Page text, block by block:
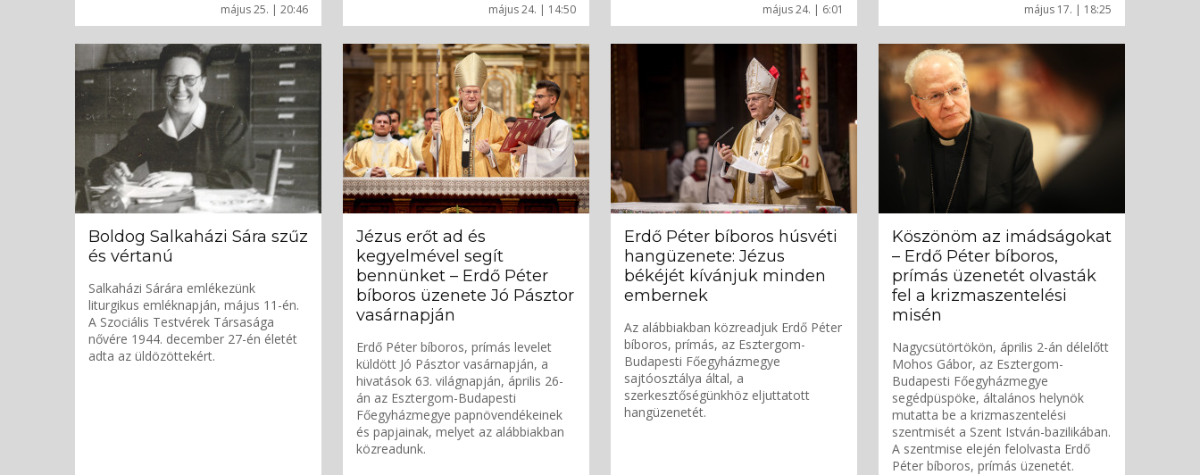
május 25. | 20:46 május 24. | 14:50 május 24. | 6:01 május 17. | 18:25
Boldog Salkaházi Sára szűz
és vértanú
Salkaházi Sárára emlékezünk
liturgikus emléknapján, május 11-én.
A Szociális Testvérek Társasága
nővére 1944. december 27-én életét
adta az üldözöttekért.
Jézus erőt ad és
kegyelmével segít
bennünket – Erdő Péter
bíboros üzenete Jó Pásztor
vasárnapján
Erdő Péter bíboros, prímás levelet
küldött Jó Pásztor vasárnapján, a
hivatások 63. világnapján, április 26-
án az Esztergom-Budapesti
Főegyházmegye papnövendékeinek
és papjainak, melyet az alábbiakban
közreadunk.
Erdő Péter bíboros húsvéti
hangüzenete: Jézus
békéjét kívánjuk minden
embernek
Az alábbiakban közreadjuk Erdő Péter
bíboros, prímás, az Esztergom-
Budapesti Főegyházmegye
sajtóosztálya által, a
szerkesztőségünkhöz eljuttatott
hangüzenetét.
Köszönöm az imádságokat
– Erdő Péter bíboros,
prímás üzenetét olvasták
fel a krizmaszentelési
misén
Nagycsütörtökön, április 2-án délelőtt
Mohos Gábor, az Esztergom-
Budapesti Főegyházmegye
segédpüspöke, általános helynök
mutatta be a krizmaszentelési
szentmisét a Szent István-bazilikában.
A szentmise elején felolvasta Erdő
Péter bíboros, prímás üzenetét.